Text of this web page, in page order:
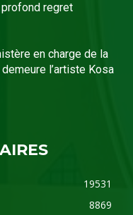
regret
en charge de la
l’artiste Kosa
19531
8869